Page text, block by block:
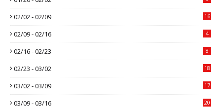
02/02 - 02/09 16
02/09 - 02/16 4
02/16 - 02/23 8
02/23 - 03/02 18
03/02 - 03/09 17
03/09 - 03/16 20